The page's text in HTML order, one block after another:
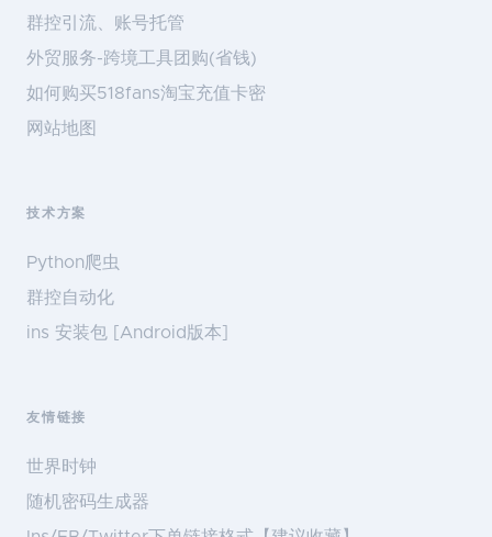
群控引流、账号托管
外贸服务-跨境工具团购(省钱)
如何购买518fans淘宝充值卡密
网站地图
技术方案
Python爬虫
群控自动化
ins 安装包 [Android版本]
友情链接
世界时钟
随机密码生成器